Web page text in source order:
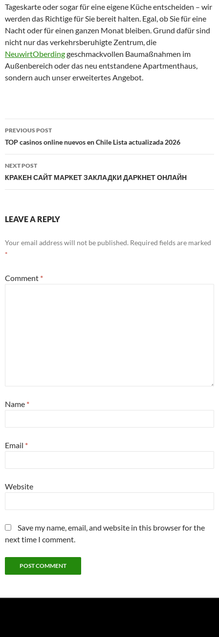
Tageskarte oder sogar für eine eigene Küche entscheiden – wir
werden das Richtige für Sie bereit halten. Egal, ob Sie für eine
Nacht oder für einen ganzen Monat bleiben. Grund dafür sind
nicht nur das verkehrsberuhigte Zentrum, die
NeuwirtOberdinggeschmackvollen Baumaßnahmen im
Außenbereich oder das neu entstandene Apartmenthaus,
sondern auch unser erweitertes Angebot.
Post
navigation
PREVIOUS POST
TOP casinos online nuevos en Chile Lista actualizada 2026
NEXT POST
КРАКЕН САЙТ МАРКЕТ ЗАКЛАДКИ ДАРКНЕТ ОНЛАЙН
LEAVE A REPLY
Your email address will not be published. Required fields are marked
*
Comment *
Name *
Email *
Website
Save my name, email, and website in this browser for the
next time I comment.